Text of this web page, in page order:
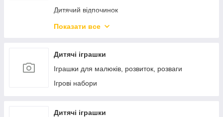
Дитячий відпочинок
Дитячий домашній текстиль
Живлення й годування
Товари з уцінкою
Показати все
Дитячі іграшки
Іграшки для малюків, розвиток, розваги
Ігрові набори
Дитячі іграшки